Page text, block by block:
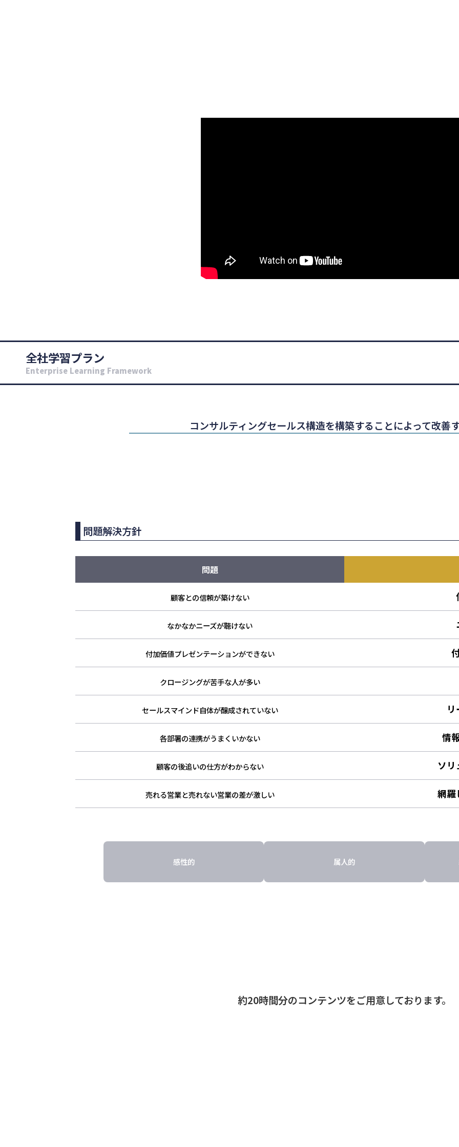
全社学習プラン
Enterprise Learning Framework
コンサルティングセールス構造を構築することによって改善
問題解決方針
問題
顧客との信頼が築けない
なかなかニーズが聴けない
付加価値プレゼンテーションができない
クロージングが苦手な人が多い
セールスマインド自体が醸成されていない
各部署の連携がうまくいかない 情
顧客の後追いの仕方がわからない ソ
売れる営業と売れない営業の差が激しい 網羅
感性的 属人的
約20時間分のコンテンツをご用意しております。